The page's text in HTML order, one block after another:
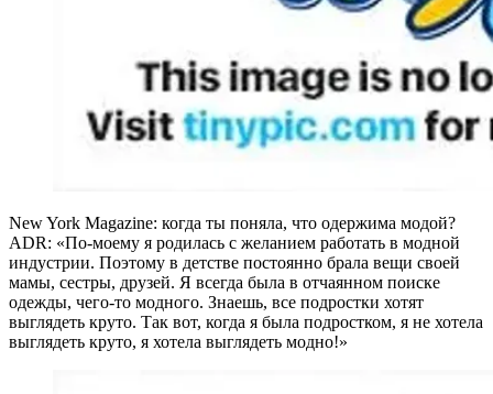
New York Magazine: когда ты поняла, что одержима модой?
ADR: «По-моему я родилась с желанием работать в модной
индустрии. Поэтому в детстве постоянно брала вещи своей
мамы, сестры, друзей. Я всегда была в отчаянном поиске
одежды, чего-то модного. Знаешь, все подростки хотят
выглядеть круто. Так вот, когда я была подростком, я не хотела
выглядеть круто, я хотела выглядеть модно!»